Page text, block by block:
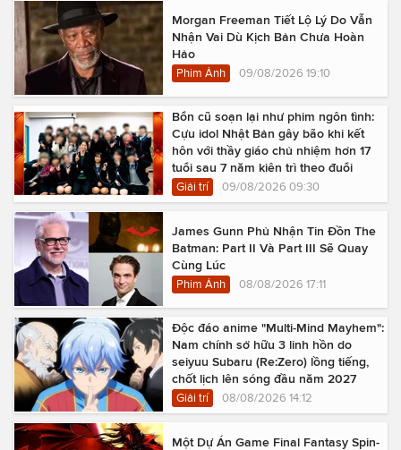
Morgan Freeman Tiết Lộ Lý Do Vẫn
Nhận Vai Dù Kịch Bản Chưa Hoàn
Hảo
Phim Ảnh 09/08/2026 19:10
Bổn cũ soạn lại như phim ngôn tình:
Cựu idol Nhật Bản gây bão khi kết
hôn với thầy giáo chủ nhiệm hơn 17
tuổi sau 7 năm kiên trì theo đuổi
Giải trí 09/08/2026 09:30
James Gunn Phủ Nhận Tin Đồn The
Batman: Part II Và Part III Sẽ Quay
Cùng Lúc
Phim Ảnh 08/08/2026 17:11
Độc đáo anime "Multi-Mind Mayhem":
Nam chính sở hữu 3 linh hồn do
seiyuu Subaru (Re:Zero) lồng tiếng,
chốt lịch lên sóng đầu năm 2027
Giải trí 08/08/2026 14:12
Một Dự Án Game Final Fantasy Spin-